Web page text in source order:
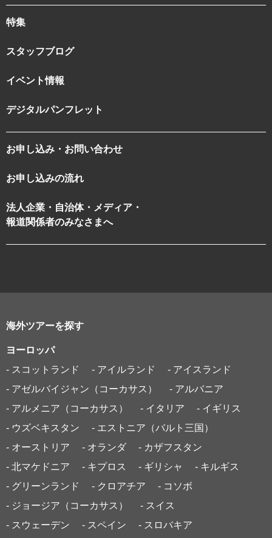
特集
スタッフブログ
イベント情報
デジタルパンフレット
お申し込み・お問い合わせ
お申し込みの流れ
法人企業・自治体・メディア・
報道関係者のみなさまへ
海外ツアーを探す
ヨーロッパ
- スコットランド
- アイルランド
- アイスランド
- アゼルバイジャン（コーカサス）
- アルバニア
- アルメニア（コーカサス）
- イタリア
- イギリス
- ウズベキスタン
- エストニア（バルト三国）
- オーストリア
- オランダ
- カザフスタン
- 北マケドニア
- キプロス - ギリシャ
- キルギス
- グリーンランド
- クロアチア
- コソボ
- ジョージア（コーカサス）
- スイス
- スウェーデン
- スペイン
- スロバキア